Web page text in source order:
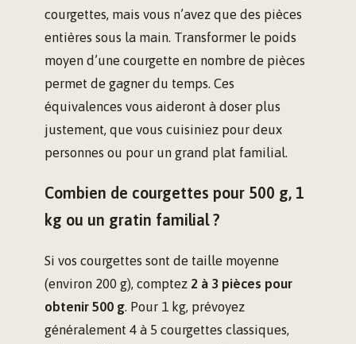
courgettes, mais vous n’avez que des pièces
entières sous la main. Transformer le poids
moyen d’une courgette en nombre de pièces
permet de gagner du temps. Ces
équivalences vous aideront à doser plus
justement, que vous cuisiniez pour deux
personnes ou pour un grand plat familial.
Combien de courgettes pour 500 g, 1
kg ou un gratin familial ?
Si vos courgettes sont de taille moyenne
(environ 200 g), comptez 2 à 3 pièces pour
obtenir 500 g. Pour 1 kg, prévoyez
généralement 4 à 5 courgettes classiques,